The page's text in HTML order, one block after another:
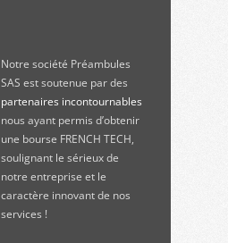
Notre société Préambules
SAS est soutenue par des
partenaires incontournables
nous ayant permis d’obtenir
une bourse FRENCH TECH,
soulignant le sérieux de
notre entreprise et le
caractère innovant de nos
services !